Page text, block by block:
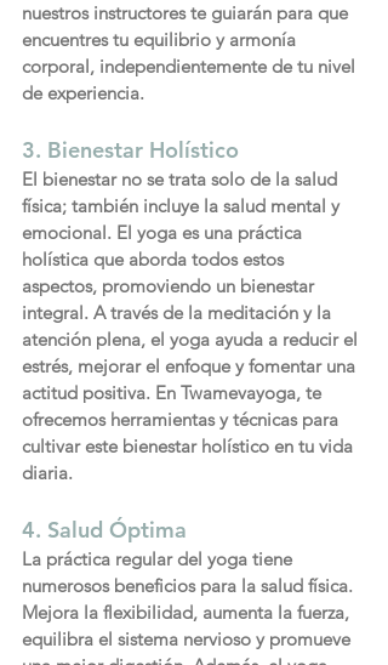
nuestros instructores te guiarán para que
encuentres tu equilibrio y armonía
corporal, independientemente de tu nivel
de experiencia.
3. Bienestar Holístico
El bienestar no se trata solo de la salud
física; también incluye la salud mental y
emocional. El yoga es una práctica
holística que aborda todos estos
aspectos, promoviendo un bienestar
integral. A través de la meditación y la
atención plena, el yoga ayuda a reducir el
estrés, mejorar el enfoque y fomentar una
actitud positiva. En Twamevayoga, te
ofrecemos herramientas y técnicas para
cultivar este bienestar holístico en tu vida
diaria.
4. Salud Óptima
La práctica regular del yoga tiene
numerosos beneficios para la salud física.
Mejora la flexibilidad, aumenta la fuerza,
equilibra el sistema nervioso y promueve